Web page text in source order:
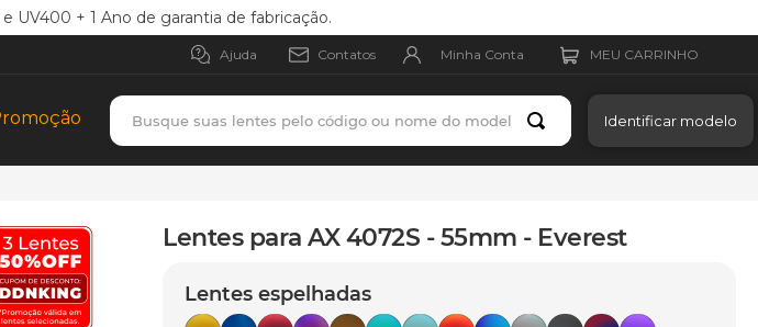
UV400 + 1 Ano de garantia de fabricação.
Ajuda Contatos Minha Conta
Busque suas lentes pelo código ou nome do modelo
Identificar modelo
Lentes para AX 4072S - 55mm - Everest
Lentes espelhadas